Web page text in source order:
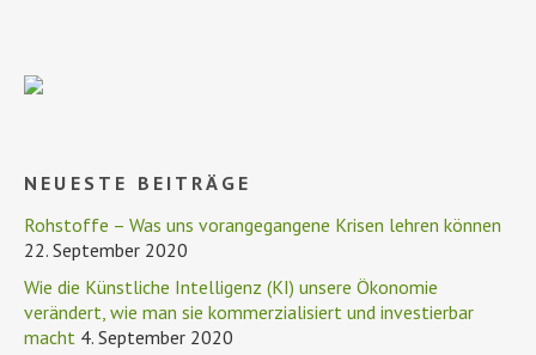
NEUESTE BEITRÄGE
Rohstoffe – Was uns vorangegangene Krisen lehren können
22. September 2020
Wie die Künstliche Intelligenz (KI) unsere Ökonomie
verändert, wie man sie kommerzialisiert und investierbar
macht 4. September 2020